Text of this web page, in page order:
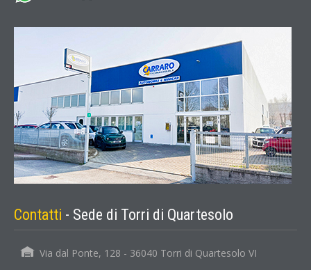
Contatti - Sede di Torri di Quartesolo
Via dal Ponte, 128 - 36040 Torri di Quartesolo VI